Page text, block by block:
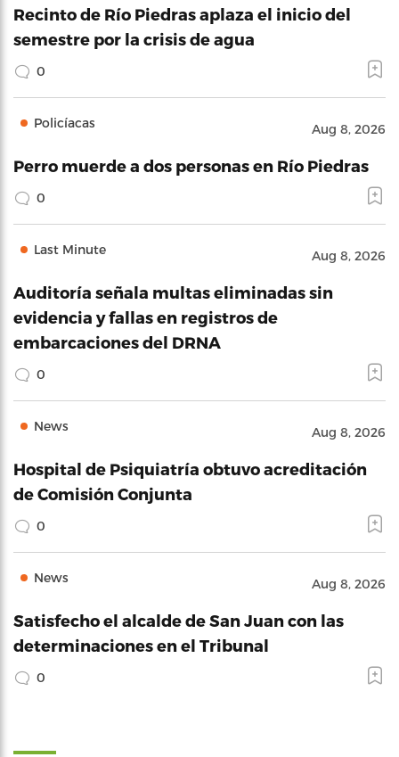
Recinto de Río Piedras aplaza el inicio del
semestre por la crisis de agua
0
Policíacas Aug 8, 2026
Perro muerde a dos personas en Río Piedras
0
Last Minute Aug 8, 2026
Auditoría señala multas eliminadas sin
evidencia y fallas en registros de
embarcaciones del DRNA
0
News Aug 8, 2026
Hospital de Psiquiatría obtuvo acreditación
de Comisión Conjunta
0
News Aug 8, 2026
Satisfecho el alcalde de San Juan con las
determinaciones en el Tribunal
0